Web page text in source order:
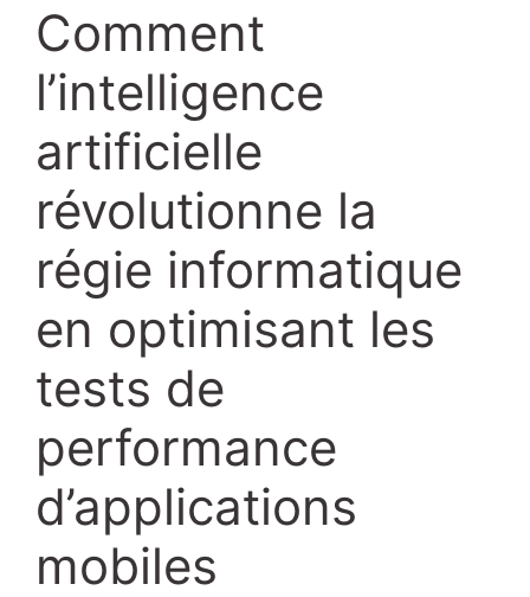
Comment
l’intelligence
artificielle
révolutionne la
régie informatique
en optimisant les
tests de
performance
d’applications
mobiles